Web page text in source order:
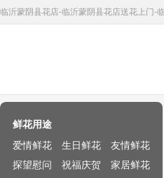
临沂蒙阴县花店-临沂蒙阴县花店送花上门-
鲜花用途
爱情鲜花
生日鲜花
友情鲜花
探望慰问
祝福庆贺
家居鲜花